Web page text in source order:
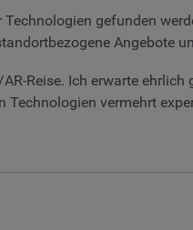
gefunden
Angebote
Reise. Ich erwarte
Technologien vermehrt